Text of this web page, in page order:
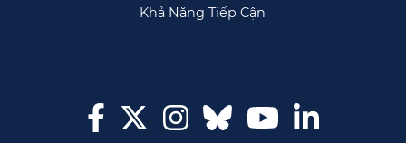
Khả Năng Tiếp Cận​​